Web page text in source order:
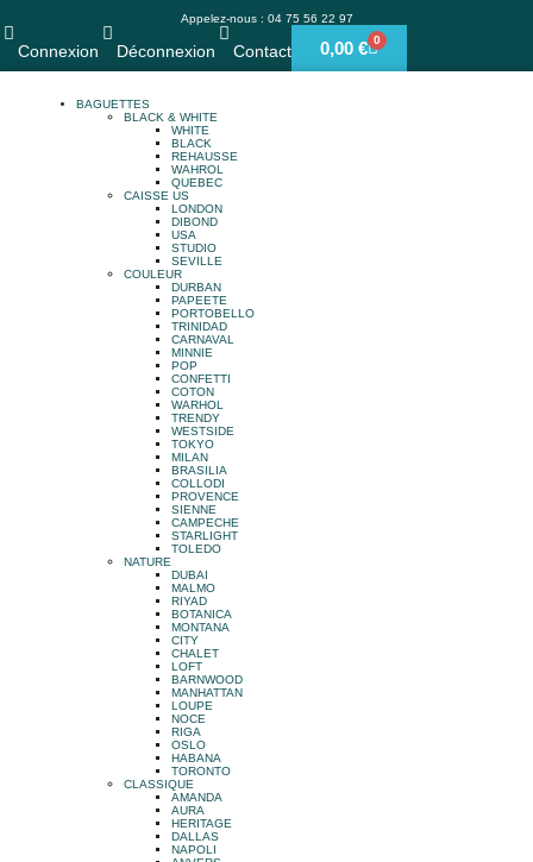
Appelez-nous : 04 75 56 22 97
Connexion Déconnexion Contact 0,00 € 0
BAGUETTES
BLACK & WHITE
WHITE
BLACK
REHAUSSE
WAHROL
QUEBEC
CAISSE US
LONDON
DIBOND
USA
STUDIO
SEVILLE
COULEUR
DURBAN
PAPEETE
PORTOBELLO
TRINIDAD
CARNAVAL
MINNIE
POP
CONFETTI
COTON
WARHOL
TRENDY
WESTSIDE
TOKYO
MILAN
BRASILIA
COLLODI
PROVENCE
SIENNE
CAMPECHE
STARLIGHT
TOLEDO
NATURE
DUBAI
MALMO
RIYAD
BOTANICA
MONTANA
CITY
CHALET
LOFT
BARNWOOD
MANHATTAN
LOUPE
NOCE
RIGA
OSLO
HABANA
TORONTO
CLASSIQUE
AMANDA
AURA
HERITAGE
DALLAS
NAPOLI